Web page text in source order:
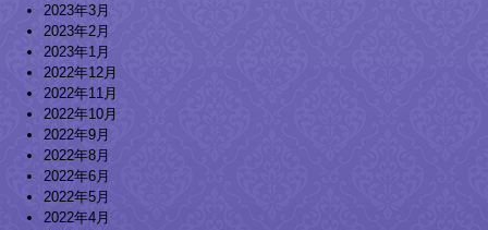
2023年3月
2023年2月
2023年1月
2022年12月
2022年11月
2022年10月
2022年9月
2022年8月
2022年6月
2022年5月
2022年4月